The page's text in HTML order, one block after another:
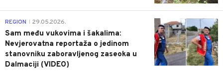
0
REGION 29.05.2026.
Sam među vukovima i šakalima:
Nevjerovatna reportaža o jedinom
stanovniku zaboravljenog zaseoka u
Dalmaciji (VIDEO)